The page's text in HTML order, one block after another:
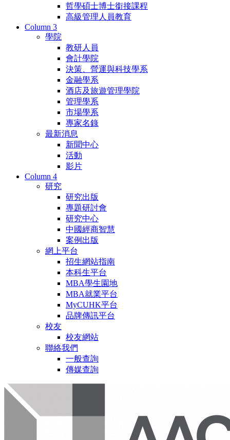
哲學碩士博士銜接課程
高級管理人員教育
Column 3
學院
教研人員
會計學院
決策、營運與科技學系
金融學系
酒店及旅遊管理學院
管理學系
市場學系
專家名錄
最新消息
新聞中心
活動
影片
Column 4
研究
研究出版
專題研討會
研究中心
中國經商智慧
案例出版
網上平台
招生網站指南
本科生平台
MBA學生園地
MBA就業平台
MyCUHK平台
品牌傳訊平台
校友
校友網站
聯絡我們
一般查詢
傳媒查詢